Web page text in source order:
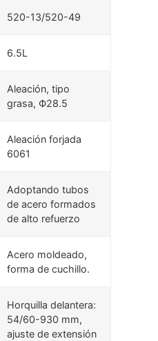
520-13/520-49
6.5L
Aleación, tipo
grasa, Ф28.5
Aleación forjada
6061
Adoptando tubos
de acero formados
de alto refuerzo
Acero moldeado,
forma de cuchillo.
Horquilla delantera:
54/60-930 mm,
ajuste de extensión